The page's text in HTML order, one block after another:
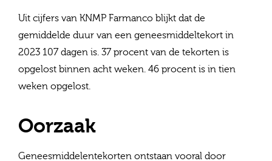
Uit cijfers van KNMP Farmanco blijkt dat de
gemiddelde duur van een geneesmiddeltekort in
2023 107 dagen is. 37 procent van de tekorten is
opgelost binnen acht weken. 46 procent is in tien
weken opgelost.
Oorzaak
Geneesmiddelentekorten ontstaan vooral door